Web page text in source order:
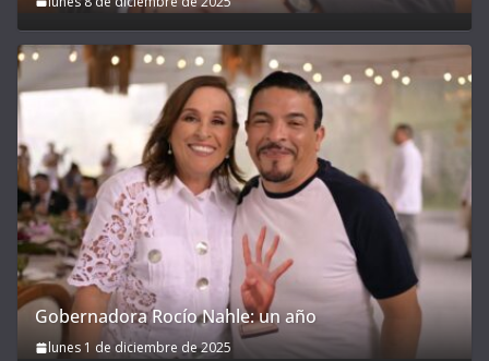
Gobernadora Rocío Nahle: un año
lunes 1 de diciembre de 2025